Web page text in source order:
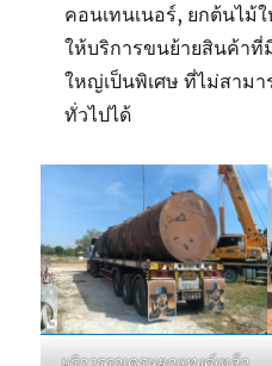
คอนเทนเนอร์, ยกต้นไม้
ให้บริการขนย้ายสินค้า
ใหญ่เป็นพิเศษ ที่ไม่สาม
ทั่วไปได้